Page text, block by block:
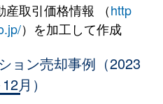
取引価格情報 （http
）を加工して作成
ョン売却事例（2023
月）